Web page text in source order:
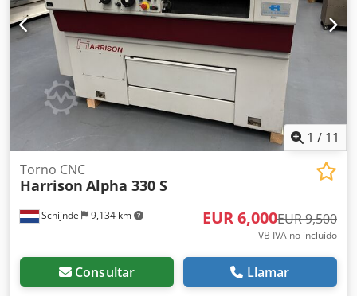
de virutas
1 / 11
Schijndel 9,134 km
Torno CNC
Harrison Alpha 330 S
EUR 6,000EUR 9,500
VB IVA no incluído
Consultar Llamar